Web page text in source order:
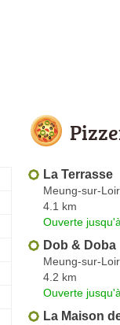
La Terrasse
Meung-sur-
4.1 km
Ouverte
Dob & Doba
Meung-sur-
4.2 km
Ouverte
La Maison